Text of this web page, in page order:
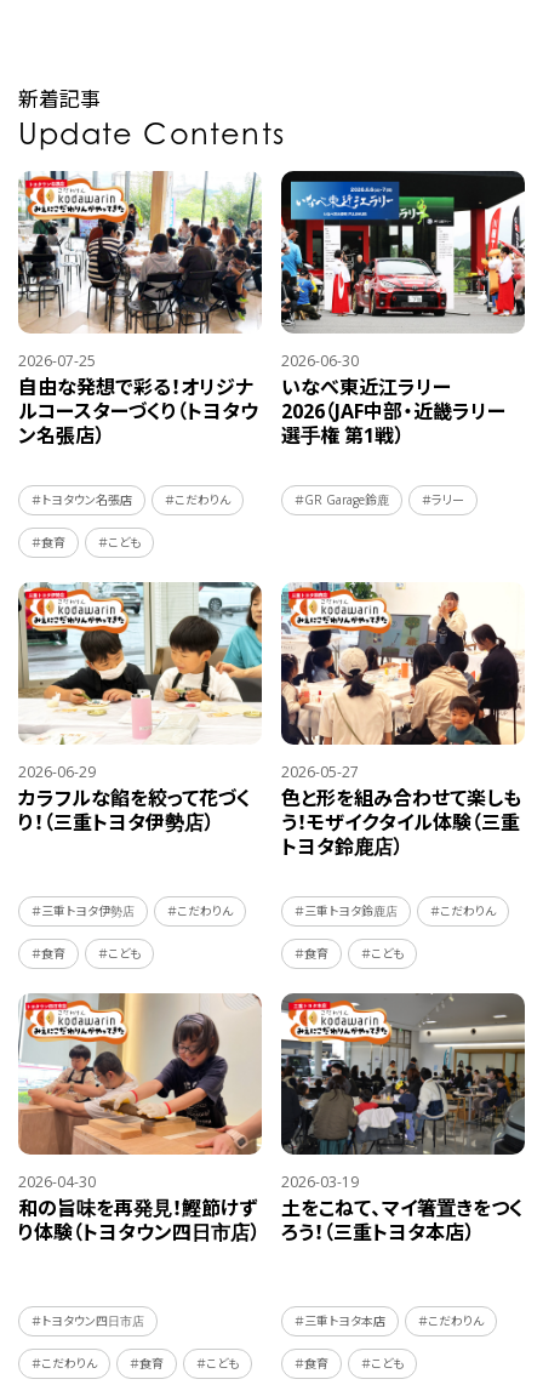
新着記事
Update Contents
2026-07-25
自由な発想で彩る！オリジナ
ルコースターづくり（トヨタウ
ン名張店）
＃トヨタウン名張店 ＃こだわりん
＃食育 ＃こども
2026-06-30
いなべ東近江ラリー
2026（JAF中部・近畿ラリー
選手権 第1戦）
＃GR Garage鈴鹿 ＃ラリー
2026-06-29
カラフルな餡を絞って花づく
り！（三重トヨタ伊勢店）
＃三重トヨタ伊勢店 ＃こだわりん
＃食育 ＃こども
2026-05-27
色と形を組み合わせて楽しも
う！モザイクタイル体験（三重
トヨタ鈴鹿店）
＃三重トヨタ鈴鹿店 ＃こだわりん
＃食育 ＃こども
2026-04-30
和の旨味を再発見！鰹節けず
り体験（トヨタウン四日市店）
＃トヨタウン四日市店
＃こだわりん ＃食育 ＃こども
2026-03-19
土をこねて、マイ箸置きをつく
ろう！（三重トヨタ本店）
＃三重トヨタ本店 ＃こだわりん
＃食育 ＃こども